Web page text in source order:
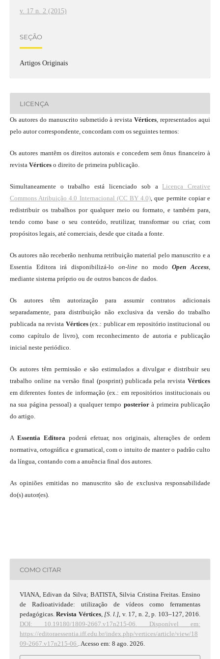
v. 17 n. 2 (2015)
SEÇÃO
Artigos Originais
LICENÇA
Os autores do manuscrito submetido à revistaVértices, representados aqui
pelo autor correspondente, concordam com os seguintes termos:
Os autores mantêm os direitos autorais e concedem sem ônus financeiro à
revista Vértices o direito de primeira publicação.
Simultaneamente o trabalho está licenciado sob a Licença Creative
Commons Atribuição 4.0 Internacional (CC BY 4.0), que permite copiar e
redistribuir os trabalhos por qualquer meio ou formato, e também para,
tendo como base o seu conteúdo, reutilizar, transformar ou criar, com
propósitos legais, até comerciais, desde que citada a fonte.
Os autores não receberão nenhuma retribuição material pelo manuscrito e a
Essentia Editora irá disponibilizá-lo on-lineno modoOpen Access,
mediante sistema próprio ou de outros bancos de dados.
Os autores têm autorização para assumir contratos adicionais
separadamente, para distribuição não exclusiva da versão do trabalho
publicada na revista Vértices(ex.: publicar em repositório institucional ou
como capítulo de livro), com reconhecimento de autoria e publicação
inicial neste periódico.
Os autores têm permissão e são estimulados a divulgar e distribuir seu
trabalho online na versão final (posprint) publicada pela revistaVértices
em diferentes fontes de informação (ex.: em repositórios institucionais ou
na sua página pessoal) a qualquer tempo posteriorà primeira publicação
do artigo.
A Essentia Editorapoderá efetuar, nos originais, alterações de ordem
normativa, ortográfica e gramatical, com o intuito de manter o padrão culto
da língua, contando com a anuência final dos autores.
As opiniões emitidas no manuscrito são de exclusiva responsabilidade
do(s) autor(es).
COMO CITAR
VIANA, Edivan da Silva; BATISTA, Silvia Cristina Freitas. Ensino
de Radioatividade: utilização de vídeos como ferramentas
pedagógicas.Revista Vértices, [S. l.], v. 17, n. 2, p. 103–127, 2016.
DOI: 10.19180/1809-2667.v17n215-06. Disponível em:
https://editoraessentia.iff.edu.br/index.php/vertices/article/view/18
09-2667.v17n215-06.. Acesso em: 8 ago. 2026.